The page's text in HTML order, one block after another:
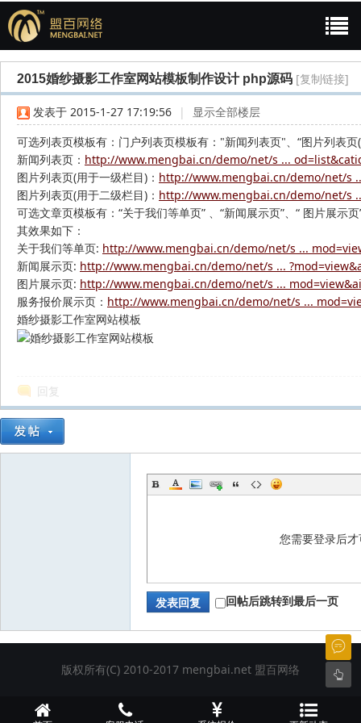
网
»
论坛
› › ›
2015婚纱摄影工作室网站模板制作设计 php源码 ...
2015婚纱摄影工作室网站模板制作设计 php源码 [复制链接]
发表于 2015-1-27 17:19:56 |
显示全部楼层
可选列表页模板有：门户列表页模板有："新闻列表页"、“图片列表
新闻列表页： http://www.mengbai.cn/demo/net/s ...
图片列表页(用于一级栏目)： http://www.mengbai.cn/demo/net/s
图片列表页(用于二级栏目)： http://www.mengbai.cn/demo/net/s
可选文章页模板有：“关于我们等单页” 、“新闻展示页”、“ 图片展示
其效果如下：
关于我们等单页: http://www.mengbai.cn/demo/net/s ...
新闻展示页: http://www.mengbai.cn/demo/net/s ...
图片展示页: http://www.mengbai.cn/demo/net/s ...
服务报价展示页： http://www.mengbai.cn/demo/net/s ...
婚纱摄影工作室网站模板
回复
您需要登录后
发表回复 回帖后跳转到最后一页
版权所有(C) 2010-2017 mengbai.net 盟百网络